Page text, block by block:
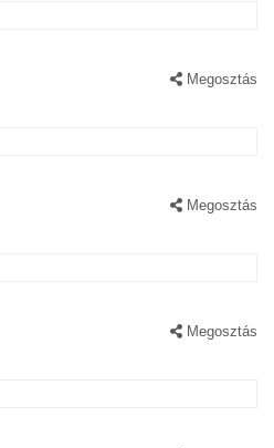
Megosztás
Megosztás
Megosztás